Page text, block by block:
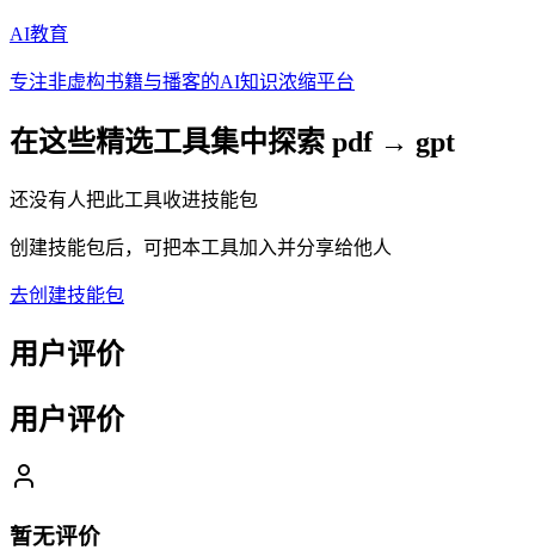
AI教育
专注非虚构书籍与播客的AI知识浓缩平台
在这些精选工具集中探索 pdf → gpt
还没有人把此工具收进技能包
创建技能包后，可把本工具加入并分享给他人
去创建技能包
用户评价
用户评价
暂无评价